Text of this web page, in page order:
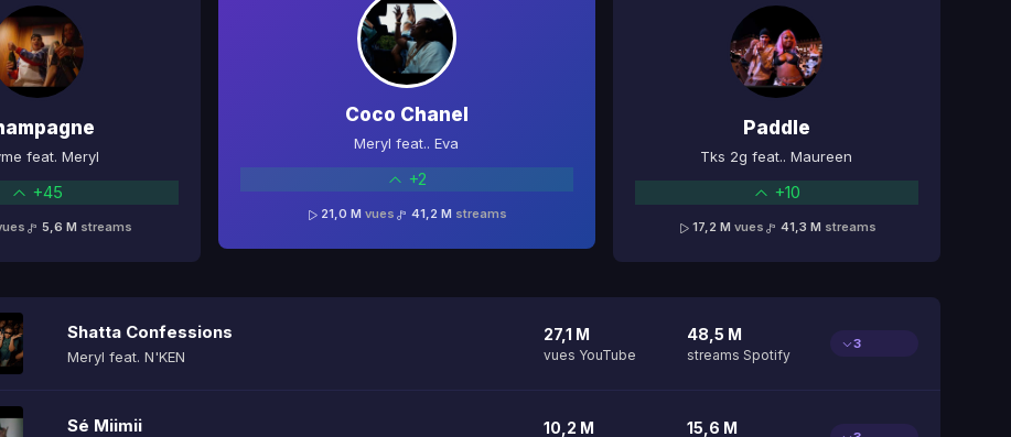
feat. Meryl
+45
5,6 M streams
Coco Chanel
Meryl feat.. Eva
+2
21,0 Mvues 41,2 M streams
Paddle
Tks 2g feat.. Maureen
+10
17,2 M vues 41,3 M streams
Shatta Confessions
Meryl feat. N'KEN
27,1 M
vues YouTube
48,5 M
streams Spotify
3
Sé Miimii 10,2 M 15,6 M